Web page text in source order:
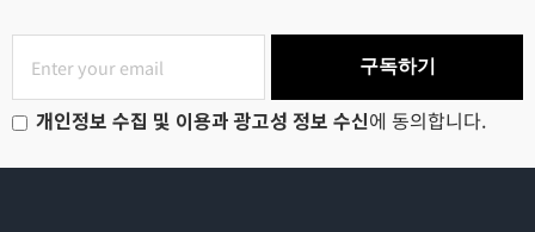
구독하기
개인정보 수집 및 이용과 광고성 정보 수신에 동의합니다.